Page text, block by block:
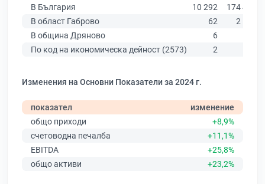
В България 10 292
174 403
В област Габрово
62
2 514
В община Дряново
6
По код на икономическа дейност (2573)
2
Изменения на Основни Показатели за 2024 г.
показател
изменение
общо приходи
+8,9%
счетоводна печалба
+11,1%
EBITDA
+25,8%
общо активи
+23,2%